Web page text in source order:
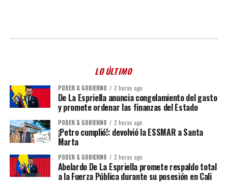
LO ÚLTIMO
PODER & GOBIERNO 2 horas ago
De La Espriella anuncia congelamiento del gasto
y promete ordenar las finanzas del Estado
PODER & GOBIERNO 2 horas ago
¡Petro cumplió!: devolvió la ESSMAR a Santa
Marta
PODER & GOBIERNO 2 horas ago
Abelardo De La Espriella promete respaldo total
a la Fuerza Pública durante su posesión en Cali